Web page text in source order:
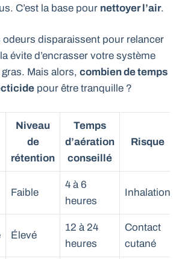
C’est la base pour nettoyer l’air.
odeurs disparaissent pour relancer
évite d’encrasser votre système
Mais alors, combien de temps
pour être tranquille ?
Niveau
de
rétention
Temps
d’aération
conseillé
Risque
Faible
4 à 6
heures
Inhalation
Élevé
12 à 24
heures
Contact
cutané